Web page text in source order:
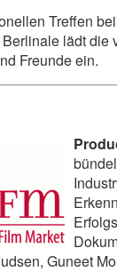
Treffen
lädt die
Freunde ein.
Guneet